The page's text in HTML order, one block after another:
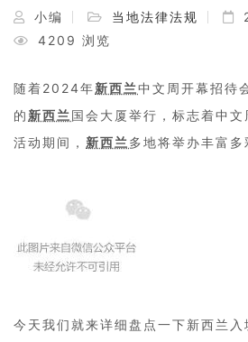
小编 当地法律法规
4209 浏览
随着2024年新西兰中文周开幕招待
的 新西兰国会大厦举行，标志着中文
活动期间， 新西兰多地将举办丰富多
今天我们就来详细盘点一下新西兰入